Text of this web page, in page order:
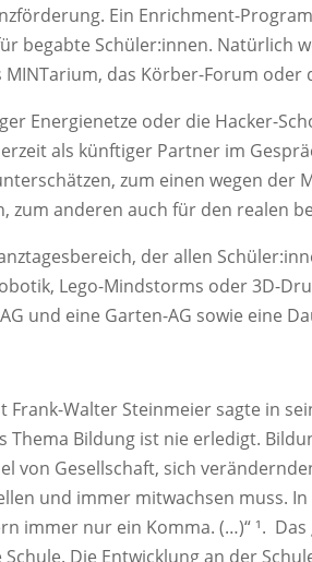
Ein Enrichment-
begabte Schüler:innen. Natürlich
MINTarium, das Körber-Forum
Energienetze oder die Hacker-
als künftiger Partner im
zum einen wegen der
zum anderen auch für den realen
der allen
Lego-Mindstorms oder 3D-
und eine Garten-AG sowie eine
Frank-Walter Steinmeier sagte in
Thema Bildung ist nie erledigt.
von Gesellschaft, sich
und immer mitwachsen muss.
immer nur ein Komma. (…)“ ¹.
Die Entwicklung an der